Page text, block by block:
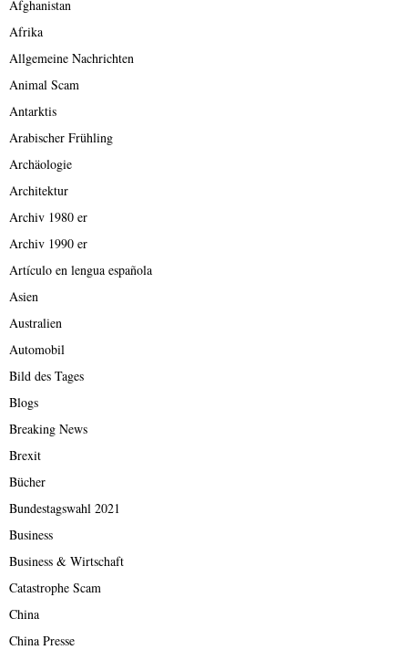
Afghanistan
Afrika
Allgemeine Nachrichten
Animal Scam
Antarktis
Arabischer Frühling
Archäologie
Architektur
Archiv 1980 er
Archiv 1990 er
Artículo en lengua española
Asien
Australien
Automobil
Bild des Tages
Blogs
Breaking News
Brexit
Bücher
Bundestagswahl 2021
Business
Business & Wirtschaft
Catastrophe Scam
China
China Presse